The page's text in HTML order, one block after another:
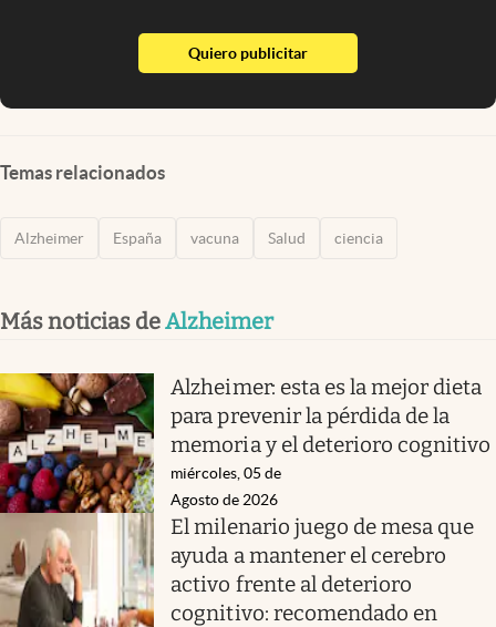
Quiero publicitarabre en nueva pestaña
Temas relacionados
Alzheimer España vacuna Salud ciencia
Más noticias deAlzheimer
Alzheimer: esta es la mejor dieta
para prevenir la pérdida de la
memoria y el deterioro cognitivo
miércoles, 05 de
Agosto de 2026
El milenario juego de mesa que
ayuda a mantener el cerebro
activo frente al deterioro
cognitivo: recomendado en